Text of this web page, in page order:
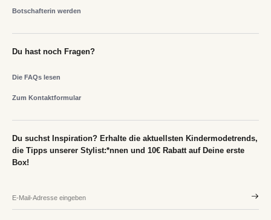
Botschafterin werden
Du hast noch Fragen?
Die FAQs lesen
Zum Kontaktformular
Du suchst Inspiration? Erhalte die aktuellsten Kindermodetrends,
die Tipps unserer Stylist:*nnen und 10€ Rabatt auf Deine erste
Box!